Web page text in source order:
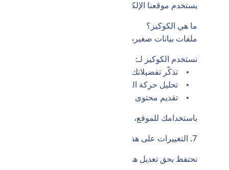
يستخدم موقعنا الإلكتروني الكوكيز لتمييزك عن غيرك من
ما هي الكوكيز؟
ملفات بيانات صغيرة تُخزن على جهازك عند زيارة الموقع،
نستخدم الكوكيز لـ:
• تذكّر تفضيلاتك وإعداداتك.
• تحليل حركة الموقع وأدائه.
• تقديم محتوى وإعلانات مخصصة.
باستخدامك للموقع، فإنك توافق على استخدام الكوكيز.
7. التغييرات على هذه السياسة
نحتفظ بحق تعديل هذه السياسة في أي وقت. وسيتم نشر